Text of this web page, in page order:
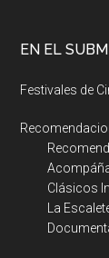
EN EL
Festivales de
Clásicos
La